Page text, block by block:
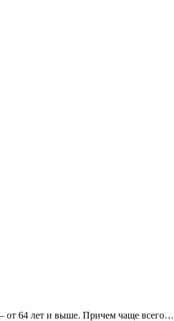
от 64 лет и выше. Причем чаще всего…